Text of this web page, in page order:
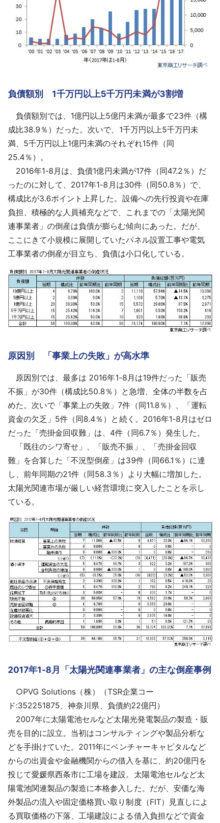
負債額別 1千万円以上5千万円未満が3割増
負債額別では、1億円以上5億円未満が最多で23件（構
成比38.9％）だった。次いで、1千万円以上5千万円未
満、5千万円以上1億円未満のそれぞれ15件（同
25.4％）。
2016年1-8月は、負債1億円未満が17件（同47.2％）だ
ったのに対して、2017年1-8月は30件（同50.8％）で、
構成比が3.6ポイント上昇した。設備への先行投資や在庫
負担、積極的な人員補充などで、これまでの「太陽光関
連事業者」の倒産は負債が膨らむ傾向にあった。だが、
ここにきて小規模に展開していたパネル設置工事や電気
工事業者の倒産が目立ち、負債は小口化している。
原因別 「事業上の失敗」が高水準
原因別では、最多は 2016年1-8月は19件だった「販売
不振」が30件（構成比50.8％）と急増、全体の半数を占
めた。次いで「事業上の失敗」7件（同11.8％）、「運転
資金の欠乏」5件（同8.4％）と続く。2016年1-8月はゼロ
だった「売掛金回収難」は、4件（同6.7％）発生した。
「既往のシワ寄せ」、「販売不振」、「売掛金回収
難」を合算した「不況型倒産」は39件（同66.1％）に達
し、前年同期の21件（同58.3％）より大幅に増加した。
太陽光関連市場が厳しい経営環境に突入したことを示し
ている。
2017年1-8月「太陽光関連事業者」の主な倒産事例
○PVG Solutions（株）（TSR企業コー
ド:352251875、神奈川県、負債約22億円）
2007年に太陽電池セルなど太陽光発電製品の製造・販
売を目的に設立。当初はコンサルティングや製品分析な
どを手掛けていた。2011年にベンチャーキャピタルなど
からの出資金や金融機関からの借入を基に、約20億円を
投じて愛媛県西条市に工場を建設。太陽電池セルなど太
陽電池関連製品の製造に本格参入した。だが、安価な海
外製品の流入や固定価格買い取り制度（FIT）見直しによ
る買取価格の下落、工場建設による借入負担などで資金